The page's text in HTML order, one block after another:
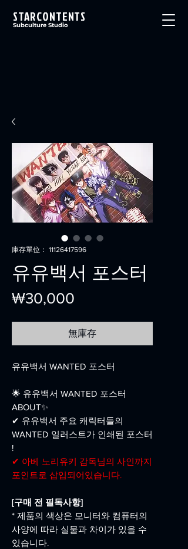
STARCONTENTS
Subculture Studio
庫存單位： 11126417596
유유백서 포스터
₩30,000
無庫存
유유백서 WANTED 포스터
🌟 유유백서 WANTED 포스터
ABOUT✨
✔ 유유백서 주요 캐릭터들의
WANTED 일러스트가 인쇄된 포스터
!
✔ 아베 노리유키 감독님의 사인까지
포인트로 삽입되어있습니다.
[구매 전 필독사항]
* 제품의 색상은 모니터와 컴퓨터의
사양에 따라 실물과 차이가 있을 수
있습니다.